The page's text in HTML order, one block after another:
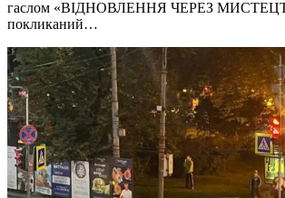
гаслом «ВІДНОВЛЕННЯ ЧЕРЕЗ
покликаний…